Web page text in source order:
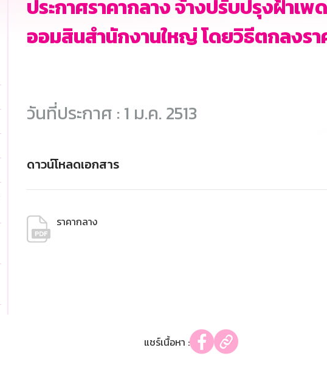
ประกาศราคากลาง จ้างปรับปรุงฝ้าเพ
ออมสินสำนักงานใหญ่ โดยวิธีตกลงรา
วันที่ประกาศ : 1 ม.ค. 2513
ดาวน์โหลดเอกสาร
ราคากลาง
แชร์เนื้อหา :